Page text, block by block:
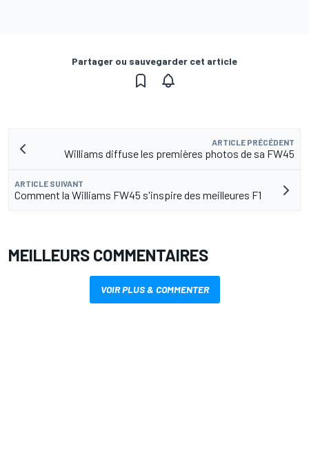
Partager ou sauvegarder cet article
ARTICLE PRÉCÉDENT
Williams diffuse les premières photos de sa FW45
ARTICLE SUIVANT
Comment la Williams FW45 s'inspire des meilleures F1
MEILLEURS COMMENTAIRES
VOIR PLUS & COMMENTER